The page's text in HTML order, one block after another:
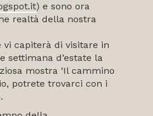
) e sono ora
realtà della nostra
vi capiterà di visitare in
settimana d’estate la
mostra ‘Il cammino
potrete trovarci con i